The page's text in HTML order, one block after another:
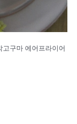
구마 에어프라이어